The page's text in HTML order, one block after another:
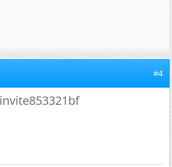
#4
invite853321bf